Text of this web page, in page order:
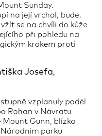
Sunday.
na její vrchol, bude,
se na chvíli do kůže
při pohledu na
krokem proti
Josefa,
vzplanuly podél
Rohan v Návratu
Mount Gunn, blízko
parku